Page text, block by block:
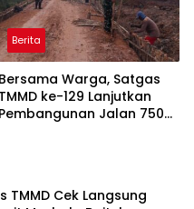
Berita
Bersama Warga, Satgas
TMMD ke-129 Lanjutkan
Pembangunan Jalan 750
TMMD Cek Langsung